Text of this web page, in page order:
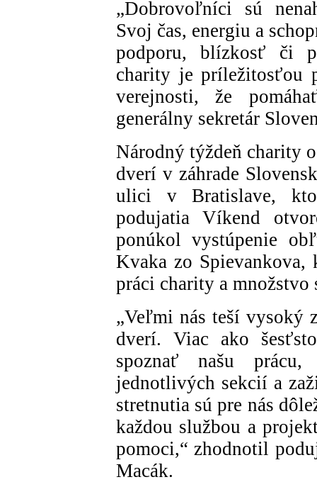
„Dobrovoľníci sú
Svoj čas, energiu a
podporu, blízkosť či
charity je príležitosťou
verejnosti, že
generálny sekretár
Národný týždeň charity
dverí v záhrade
ulici v Bratislave,
podujatia Víkend
ponúkol vystúpenie
Kvaka zo Spievankova,
práci charity a
„Veľmi nás teší vysoký
dverí. Viac ako
spoznať našu
jednotlivých sekcií a
stretnutia sú pre nás
každou službou a
pomoci,“ zhodnotil
Macák.